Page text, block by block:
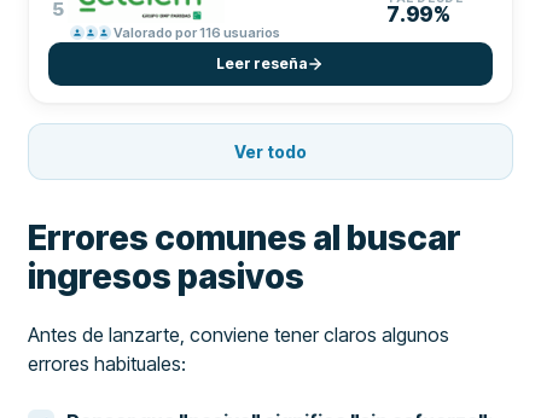
5
Valorado por 116 usuarios
7.99%
Leer reseña
Ver todo
Errores comunes al buscar
ingresos pasivos
Antes de lanzarte, conviene tener claros algunos
errores habituales: